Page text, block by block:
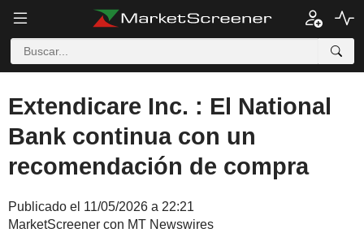
Extendicare Inc. : El National
Bank continua con un
recomendación de compra
Publicado el 11/05/2026 a 22:21
MarketScreener con MT Newswires